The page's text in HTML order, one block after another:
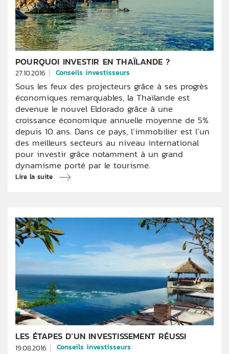
POURQUOI INVESTIR EN THAÏLANDE ?
27.10.2016 Conseils investisseurs
Sous les feux des projecteurs grâce à ses progrès
économiques remarquables, la Thaïlande est
devenue le nouvel Eldorado grâce à une
croissance économique annuelle moyenne de 5%
depuis 10 ans. Dans ce pays, l’immobilier est l’un
des meilleurs secteurs au niveau international
pour investir grâce notamment à un grand
dynamisme porté par le tourisme.
Lire la suite
LES ÉTAPES D’UN INVESTISSEMENT RÉUSSI
19.08.2016 Conseils investisseurs